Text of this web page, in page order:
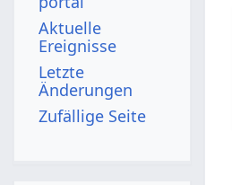
Aktuelle
Ereignisse
Letzte
Änderungen
Zufällige Seite